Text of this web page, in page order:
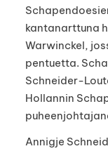
kantanarttuna
Warwinckel,
pentuetta.
Schneider-
Hollannin
Annigje